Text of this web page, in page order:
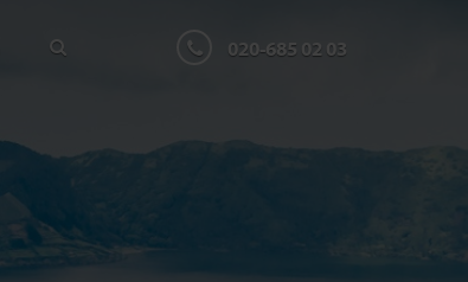
020-685 02 03